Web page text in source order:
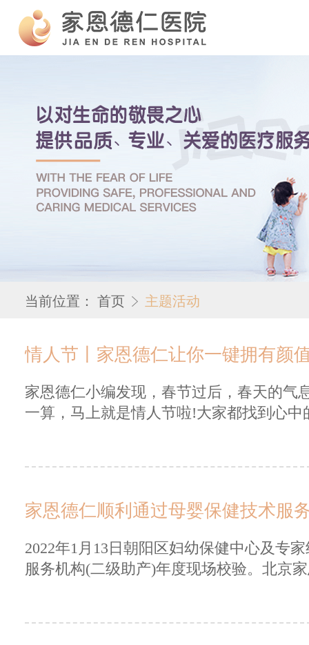
当前位置： 首页 主题活动
情人节丨家恩德仁让你一键拥有颜
家恩德仁小编发现，春节过后，春天的气
一算，马上就是情人节啦!大家都找到心中
家恩德仁顺利通过母婴保健技术服
2022年1月13日朝阳区妇幼保健中心及专
服务机构(二级助产)年度现场校验。北京